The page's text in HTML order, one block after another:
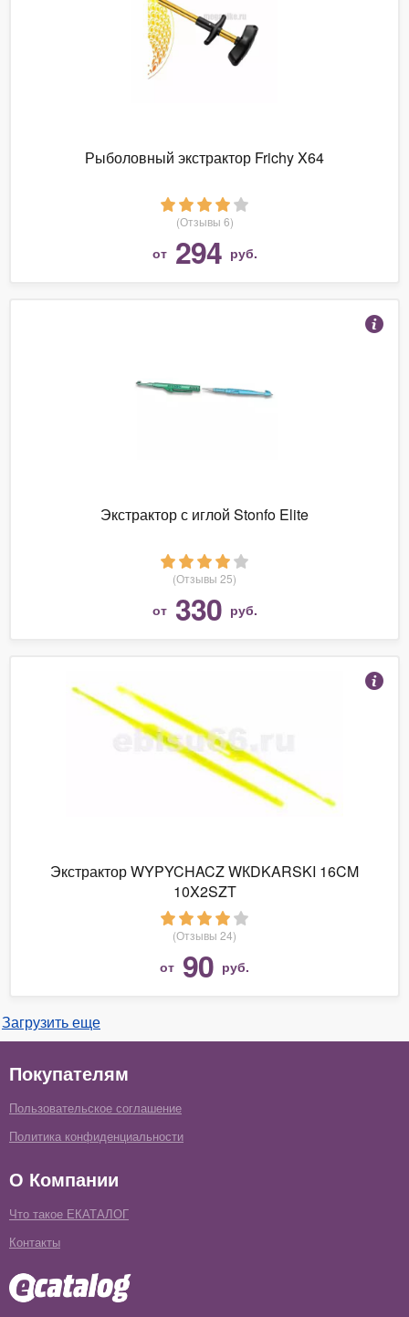
Рыболовный экстрактор Frichy X64
(Отзывы 6)
от 294 руб.
Экстрактор с иглой Stonfo Elite
(Отзывы 25)
от 330 руб.
Экстрактор WYPYCHACZ WКDKARSKI 16CM
10X2SZT
(Отзывы 24)
от 90 руб.
Загрузить еще
Покупателям
Пользовательское соглашение
Политика конфиденциальности
О Компании
Что такое ЕКАТАЛОГ
Контакты